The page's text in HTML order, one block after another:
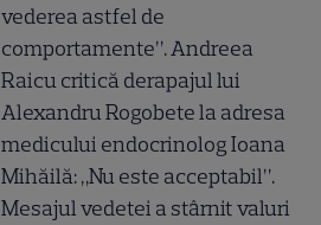
vederea astfel de
comportamente”. Andreea
Raicu critică derapajul lui
Alexandru Rogobete la adresa
medicului endocrinolog Ioana
Mihăilă: „Nu este acceptabil”.
Mesajul vedetei a stârnit valuri